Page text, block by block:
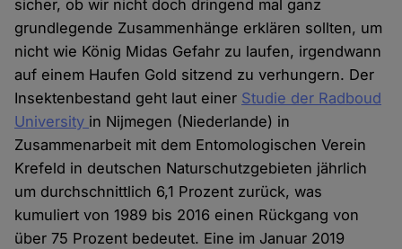
sicher, ob wir nicht doch dringend mal ganz
grundlegende Zusammenhänge erklären sollten, um
nicht wie König Midas Gefahr zu laufen, irgendwann
auf einem Haufen Gold sitzend zu verhungern. Der
Insektenbestand geht laut einer Studie der Radboud
University in Nijmegen (Niederlande) in
Zusammenarbeit mit dem Entomologischen Verein
Krefeld in deutschen Naturschutzgebieten jährlich
um durchschnittlich 6,1 Prozent zurück, was
kumuliert von 1989 bis 2016 einen Rückgang von
über 75 Prozent bedeutet. Eine im Januar 2019